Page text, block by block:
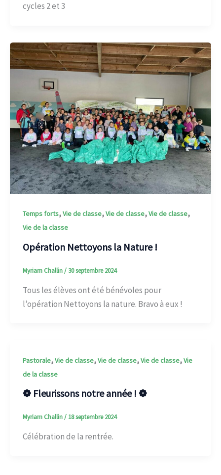
cycles 2 et 3
Temps forts,Vie de classe,Vie de classe,Vie de classe,
Vie de la classe
Opération Nettoyons la Nature !
Myriam Challin/ 30 septembre 2024
Tous les élèves ont été bénévoles pour
l’opération Nettoyons la nature. Bravo à eux !
Pastorale,Vie de classe,Vie de classe,Vie de classe,Vie
de la classe
❁ Fleurissons notre année ! ❁
Myriam Challin/ 18 septembre 2024
Célébration de la rentrée.